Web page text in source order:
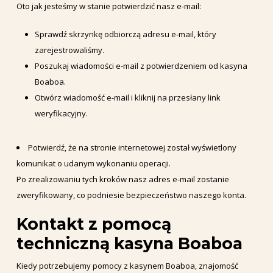
Oto jak jesteśmy w stanie potwierdzić nasz e-mail:
Sprawdź skrzynkę odbiorczą adresu e-mail, który
zarejestrowaliśmy.
Poszukaj wiadomości e-mail z potwierdzeniem od kasyna
Boaboa.
Otwórz wiadomość e-mail i kliknij na przesłany link
weryfikacyjny.
Potwierdź, że na stronie internetowej został wyświetlony
komunikat o udanym wykonaniu operacji.
Po zrealizowaniu tych kroków nasz adres e-mail zostanie
zweryfikowany, co podniesie bezpieczeństwo naszego konta.
Kontakt z pomocą
techniczną kasyna Boaboa
Kiedy potrzebujemy pomocy z kasynem Boaboa, znajomość